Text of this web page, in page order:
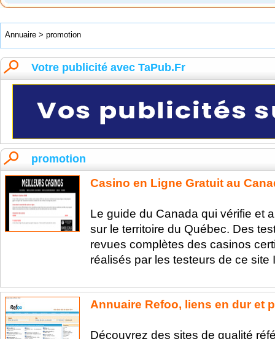
Annuaire > promotion
Votre publicité avec TaPub.Fr
promotion
Casino en Ligne Gratuit au
Le guide du Canada qui vérifie et
sur le territoire du Québec. Des
revues complètes des casinos
réalisés par les testeurs de ce site
Annuaire Refoo, liens en dur et
Découvrez des sites de qualité